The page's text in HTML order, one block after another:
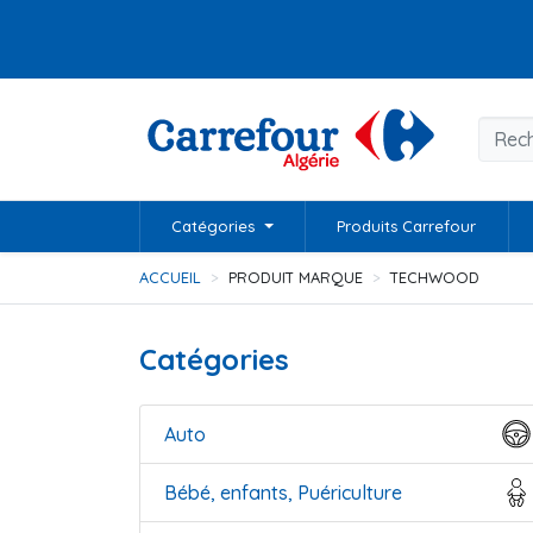
Catégories Produits Carrefour
ACCUEIL PRODUIT MARQUE TECHWOOD
Catégories
Auto
Bébé, enfants, Puériculture